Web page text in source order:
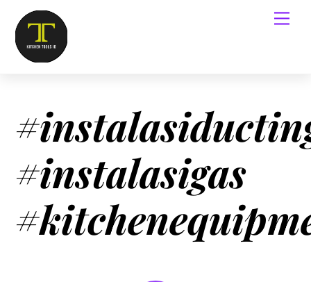
#instalasigas